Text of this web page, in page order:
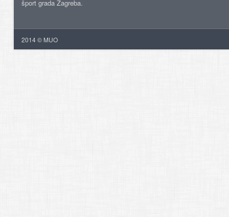
šport grada Zagreba.
2014 © MUO